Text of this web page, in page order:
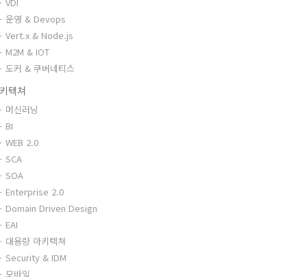
운영 & Devops
Vert.x & Node.js
M2M & IOT
도커 & 쿠버네티스
텍쳐
머신러닝
BI
WEB 2.0
SCA
SOA
Enterprise 2.0
Domain Driven Design
EAI
대용량 아키텍쳐
Security & IDM
모바일